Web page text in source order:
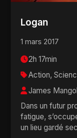
Logan
1 mars 2017
2h 17min
Action,
James
Dans un futur
fatigue,
un lieu gardé